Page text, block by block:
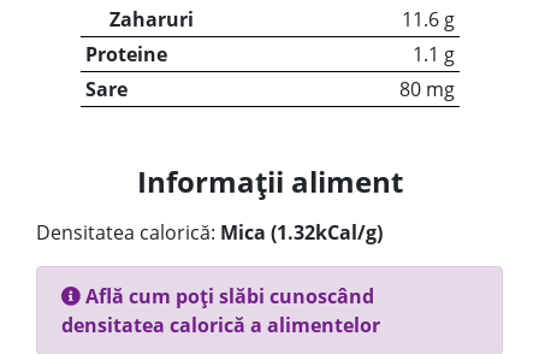
Zaharuri
11.6 g
Proteine
1.1 g
Sare
80 mg
Informații aliment
Densitatea calorică: Mica (1.32kCal/g)
Află cum poți slăbi cunoscând
densitatea calorică a alimentelor